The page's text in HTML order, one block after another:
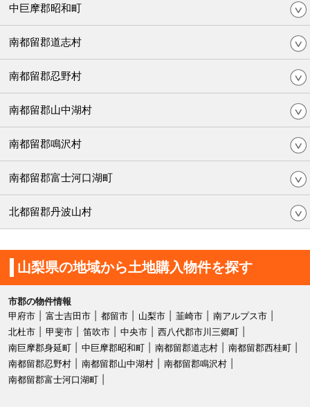
中巨摩郡昭和町
南都留郡道志村
南都留郡忍野村
南都留郡山中湖村
南都留郡鳴沢村
南都留郡富士河口湖町
北都留郡丹波山村
山梨県の地域から土地購入物件を探す
市郡の物件情報
甲府市
富士吉田市 都留市 山梨市 韮崎市
南アルプス市
北杜市
甲斐市 笛吹市 中央市
西八代郡市川三郷町
南巨摩郡身延町
中巨摩郡昭和町 南都留郡道志村
南都留郡西桂町
南都留郡忍野村
南都留郡山中湖村
南都留郡鳴沢村
南都留郡富士河口湖町